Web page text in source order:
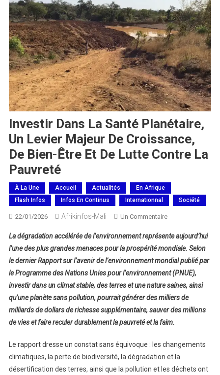
Investir Dans La Santé Planétaire,
Un Levier Majeur De Croissance,
De Bien-Être Et De Lutte Contre La
Pauvreté
À La Une Accueil Actualités
En Afrique
Flash Infos
Infos En Continus Internationnal Société
22/01/2026 Afrikinfos-Mali Un CommentaireSur
Dans
La
Santé
Planétaire,
Un
Levier
Majeur
De
De
Bien-
La dégradation accélérée de l’environnement représente aujourd’hui
l’une des plus grandes menaces pour la prospérité mondiale. Selon
le dernier Rapport sur l’avenir de l’environnement mondial publié par
le Programme des Nations Unies pour l’environnement (PNUE),
investir dans un climat stable, des terres et une nature saines, ainsi
qu’une planète sans pollution, pourrait générer des milliers de
milliards de dollars de richesse supplémentaire, sauver des millions
de vies et faire reculer durablement la pauvreté et la faim.
Le rapport dresse un constat sans équivoque : les changements
climatiques, la perte de biodiversité, la dégradation et la
désertification des terres, ainsi que la pollution et les déchets ont